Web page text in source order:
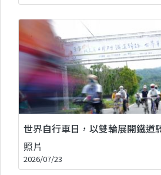
世界自行車日，以雙輪展開鐵道
照片
2026/07/23